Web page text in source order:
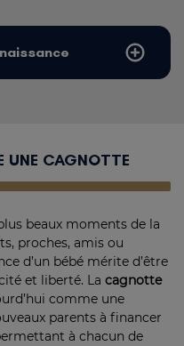
UNE CAGNOTTE
beaux moments de la
proches, amis ou
d’un bébé mérite d’être
et liberté. La cagnotte
comme une
parents à financer
à chacun de